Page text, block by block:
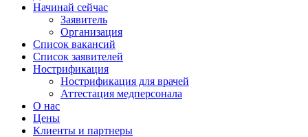
Начинай сейчас
Заявитель
Организация
Список вакансий
Список заявителей
Нострификация
Нострификация для врачей
Аттестация медперсонала
О нас
Цены
Клиенты и партнеры